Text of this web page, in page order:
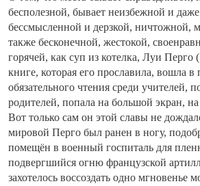
бесполезной, бывает неизбежной и
бессмысленной и дерзкой, ничтожной,
также бесконечной, жестокой,
горячей, как суп из котелка, Луи Перго
книге, которая его прославила, вошла в
обязательного чтения среди учителей,
родителей, попала на большой экран,
Вот только сам он этой славы не
мировой Перго был ранен в ногу,
помещён в военный госпиталь для
подвергшийся огню французской
захотелось воссоздать одно мгновенье